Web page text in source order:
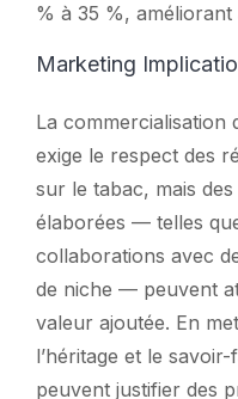
% à 35 %, améliorant
Marketing
La commercialisation
exige le respect des
sur le tabac, mais
élaborées — telles
collaborations avec
de niche — peuvent
valeur ajoutée. En
l’héritage et le
peuvent justifier des